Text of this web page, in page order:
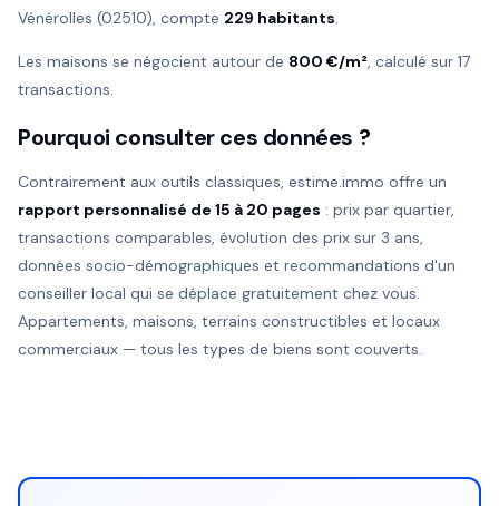
Vénérolles (02510), compte 229 habitants.
Les maisons se négocient autour de 800 €/m², calculé sur 17
transactions.
Pourquoi consulter ces données ?
Contrairement aux outils classiques, estime.immo offre un
rapport personnalisé de 15 à 20 pages : prix par quartier,
transactions comparables, évolution des prix sur 3 ans,
données socio-démographiques et recommandations d'un
conseiller local qui se déplace gratuitement chez vous.
Appartements, maisons, terrains constructibles et locaux
commerciaux — tous les types de biens sont couverts.